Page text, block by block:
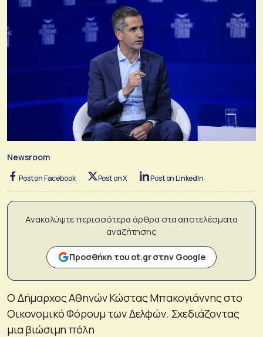
Newsroom
Post on Facebook Post on X Post on LinkedIn
Ανακαλύψτε περισσότερα άρθρα στα αποτελέσματα
αναζήτησης
Προσθήκη του ot.gr στην Google
Ο Δήμαρχος Αθηνών Κώστας Μπακογιάννης στο
Οικονομικό Φόρουμ των Δελφών. Σχεδιάζοντας
μια βιώσιμη πόλη